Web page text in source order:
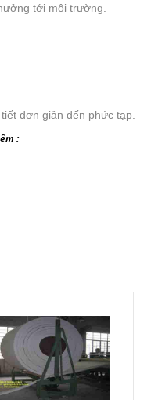
tới môi trường.
đơn giản đến phức tạp.
: